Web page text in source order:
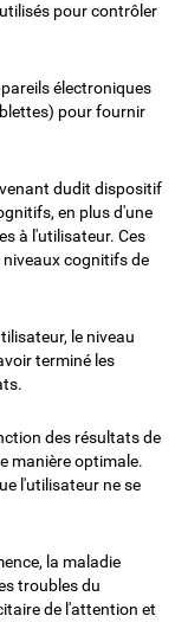
pour contrôler
électroniques
pour fournir
dudit dispositif
en plus d'une
à l'utilisateur. Ces
cognitifs de
le niveau
terminé les
des résultats de
manière optimale.
l'utilisateur ne se
la maladie
troubles du
de l'attention et